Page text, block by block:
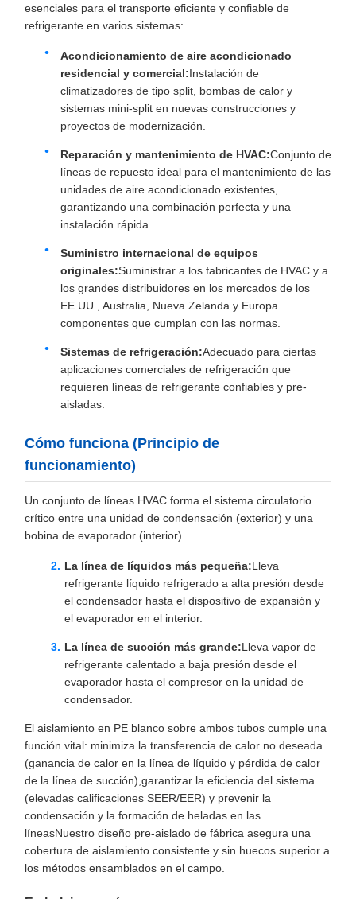
esenciales para el transporte eficiente y confiable de
refrigerante en varios sistemas:
Acondicionamiento de aire acondicionado
residencial y comercial:Instalación de
climatizadores de tipo split, bombas de calor y
sistemas mini-split en nuevas construcciones y
proyectos de modernización.
Reparación y mantenimiento de HVAC:Conjunto de
líneas de repuesto ideal para el mantenimiento de las
unidades de aire acondicionado existentes,
garantizando una combinación perfecta y una
instalación rápida.
Suministro internacional de equipos
originales:Suministrar a los fabricantes de HVAC y a
los grandes distribuidores en los mercados de los
EE.UU., Australia, Nueva Zelanda y Europa
componentes que cumplan con las normas.
Sistemas de refrigeración:Adecuado para ciertas
aplicaciones comerciales de refrigeración que
requieren líneas de refrigerante confiables y pre-
aisladas.
Cómo funciona (Principio de
funcionamiento)
Un conjunto de líneas HVAC forma el sistema circulatorio
crítico entre una unidad de condensación (exterior) y una
bobina de evaporador (interior).
La línea de líquidos más pequeña:Lleva
refrigerante líquido refrigerado a alta presión desde
el condensador hasta el dispositivo de expansión y
el evaporador en el interior.
La línea de succión más grande:Lleva vapor de
refrigerante calentado a baja presión desde el
evaporador hasta el compresor en la unidad de
condensador.
El aislamiento en PE blanco sobre ambos tubos cumple una
función vital: minimiza la transferencia de calor no deseada
(ganancia de calor en la línea de líquido y pérdida de calor
de la línea de succión),garantizar la eficiencia del sistema
(elevadas calificaciones SEER/EER) y prevenir la
condensación y la formación de heladas en las
líneasNuestro diseño pre-aislado de fábrica asegura una
cobertura de aislamiento consistente y sin huecos superior a
los métodos ensamblados en el campo.